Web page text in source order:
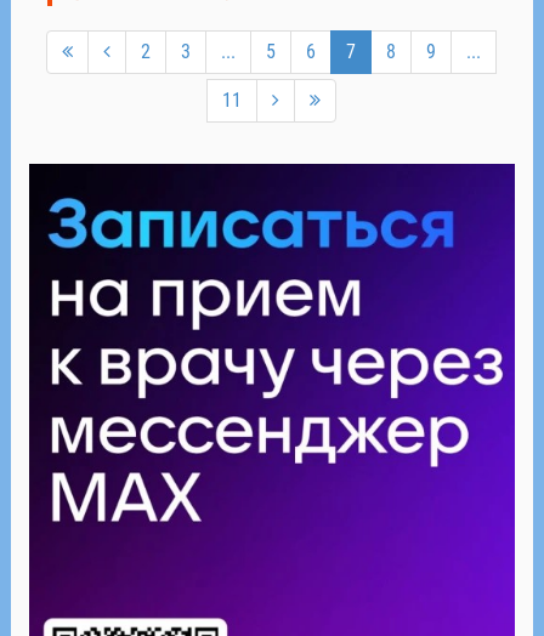
2 3 ... 5 6 7 8 9 ...
11